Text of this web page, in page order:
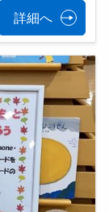
詳細へ